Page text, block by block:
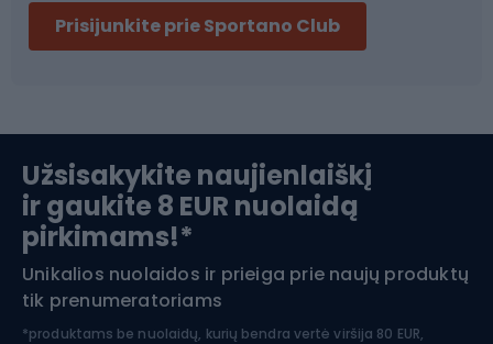
Slidinėjimas
Apranga žiemos sportui
Šiaurietiškas ėjimas
Prisijunkite prie Sportano Club
Užsisakykite naujienlaiškį
ir gaukite 8 EUR nuolaidą
pirkimams!*
Unikalios nuolaidos ir prieiga prie naujų produktų
tik prenumeratoriams
*produktams be nuolaidų, kurių bendra vertė viršija 80 EUR,